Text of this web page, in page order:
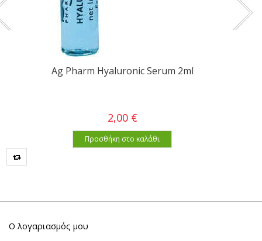
Ag Pharm Hyaluronic Serum 2ml
2,00 €
Προσθήκη στο καλάθι
Ο λογαριασμός μου